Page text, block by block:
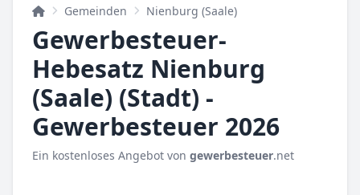
Gemeinden Nienburg (Saale)
Gewerbesteuer-
Hebesatz Nienburg
(Saale) (Stadt) -
Gewerbesteuer 2026
Ein kostenloses Angebot von gewerbesteuer.net